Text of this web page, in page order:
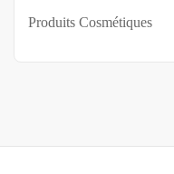
Produits Cosmétiques